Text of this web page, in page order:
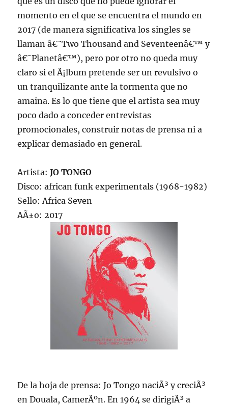
momento en el que se encuentra el mundo en
2017 (de manera significativa los singles se
llaman â€˜Two Thousand and Seventeenâ€™ y
â€˜Planetâ€™), pero por otro no queda muy
claro si el Ã¡lbum pretende ser un revulsivo o
un tranquilizante ante la tormenta que no
amaina. Es lo que tiene que el artista sea muy
poco dado a conceder entrevistas
promocionales, construir notas de prensa ni a
explicar demasiado en general.
Artista:JO TONGO
Disco: african funk experimentals (1968-1982)
Sello: Africa Seven
AÃ±o: 2017
De la hoja de prensa: Jo Tongo naciÃ³ y creciÃ³
en Douala, CamerÃºn. En 1964 se dirigiÃ³ a